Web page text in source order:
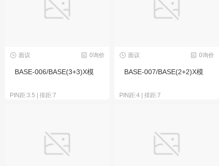
0询价
面议
BASE-006/BASE(3+3)X模
PIN距:3.5 | 排距:7
0询价
面议
BASE-007/BASE(2+2)X模
PIN距:4 | 排距:7